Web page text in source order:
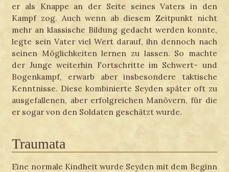
er als Knappe an der Seite seines Vaters in den
Kampf zog. Auch wenn ab diesem Zeitpunkt nicht
mehr an klassische Bildung gedacht werden konnte,
legte sein Vater viel Wert darauf, ihn dennoch nach
seinen Möglichkeiten lernen zu lassen. So machte
der Junge weiterhin Fortschritte im Schwert- und
Bogenkampf, erwarb aber insbesondere taktische
Kenntnisse. Diese kombinierte Seyden später oft zu
ausgefallenen, aber erfolgreichen Manövern, für die
er sogar von den Soldaten geschätzt wurde.
Traumata
Eine normale Kindheit wurde Seyden mit dem Beginn